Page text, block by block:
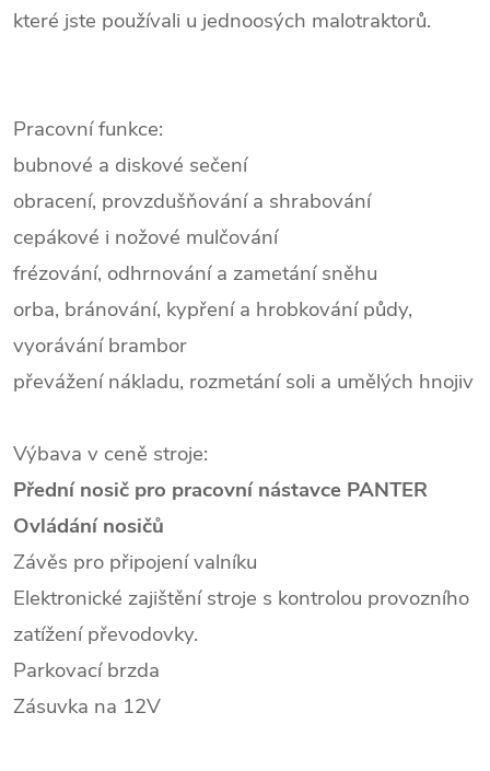
které jste používali u jednoosých malotraktorů.
Pracovní funkce:
bubnové a diskové sečení
obracení, provzdušňování a shrabování
cepákové i nožové mulčování
frézování, odhrnování a zametání sněhu
orba, bránování, kypření a hrobkování půdy,
vyorávání brambor
převážení nákladu, rozmetání soli a umělých hnojiv
Výbava v ceně stroje:
Přední nosič pro pracovní nástavce PANTER
Ovládání nosičů
Závěs pro připojení valníku
Elektronické zajištění stroje s kontrolou provozního
zatížení převodovky.
Parkovací brzda
Zásuvka na 12V